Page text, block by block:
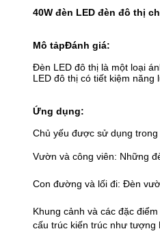
40W đèn LED đèn đô thị
Mô tảpĐánh giá:
Đèn LED đô thị là một loại
LED đô thị có tiết kiệm năng
Ứng dụng:
Chủ yếu được sử dụng
Vườn và công viên: Những
Con đường và lối đi: Đèn
Khung cảnh và các đặc
cấu trúc kiến trúc như tượng